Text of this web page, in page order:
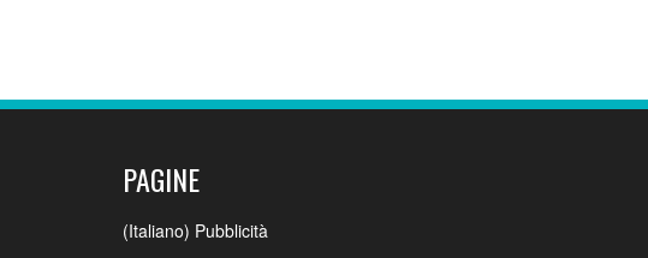
PAGINE
(Italiano) Pubblicità